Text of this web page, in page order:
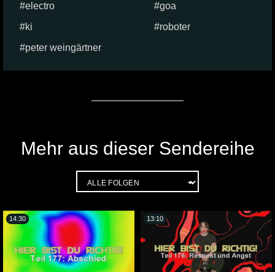
electro
goa
ki
roboter
peter weingärtner
Mehr aus dieser Sendereihe
14:30 13:10